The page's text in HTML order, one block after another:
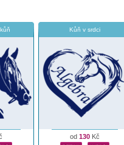
Kůň v srdci
od 130 Kč